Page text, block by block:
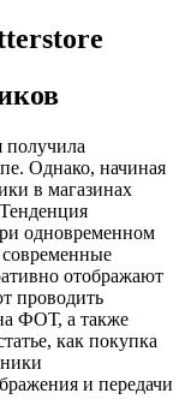
получила
Однако, начиная
в магазинах
одновременном
отображают
проводить
ФОТ, а также
как покупка
и передачи